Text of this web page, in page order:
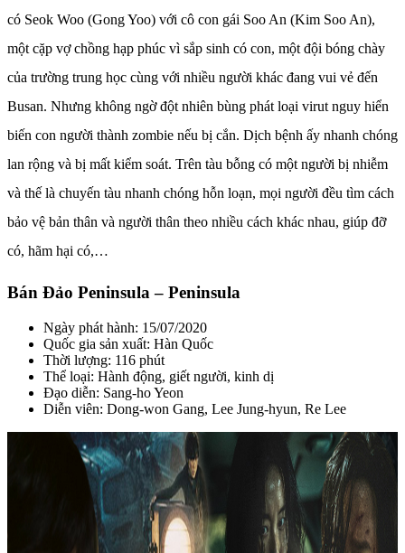
có Seok Woo (Gong Yoo) với cô con gái Soo An (Kim Soo An),
một cặp vợ chồng hạp phúc vì sắp sinh có con, một đội bóng chày
của trường trung học cùng với nhiều người khác đang vui vẻ đến
Busan. Nhưng không ngờ đột nhiên bùng phát loại virut nguy hiển
biến con người thành zombie nếu bị cắn. Dịch bệnh ấy nhanh chóng
lan rộng và bị mất kiểm soát. Trên tàu bỗng có một người bị nhiễm
và thế là chuyến tàu nhanh chóng hỗn loạn, mọi người đều tìm cách
bảo vệ bản thân và người thân theo nhiều cách khác nhau, giúp đỡ
có, hãm hại có,…
Bán Đảo Peninsula – Peninsula
Ngày phát hành: 15/07/2020
Quốc gia sản xuất: Hàn Quốc
Thời lượng: 116 phút
Thể loại: Hành động, giết người, kinh dị
Đạo diễn: Sang-ho Yeon
Diễn viên: Dong-won Gang, Lee Jung-hyun, Re Lee